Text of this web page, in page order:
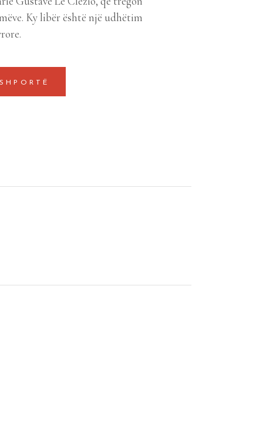
Ky libër është një udhëtim